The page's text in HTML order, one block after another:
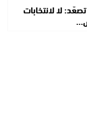
لا لانتخابات